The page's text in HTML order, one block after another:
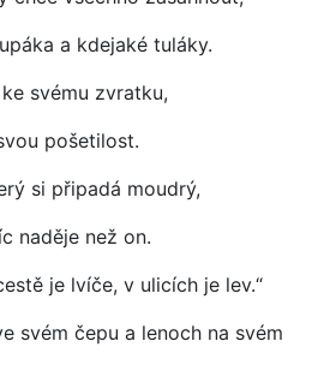
a kdejaké tuláky.
svému zvratku,
pošetilost.
si připadá moudrý,
naděje než on.
je lvíče, v ulicích je lev.“
svém čepu a lenoch na svém